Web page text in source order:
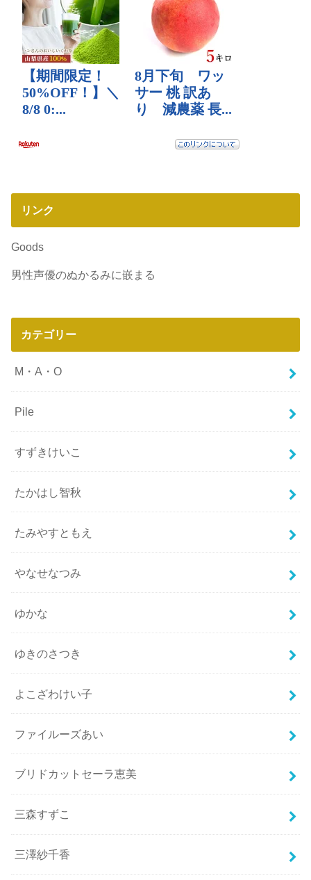
リンク
Goods
男性声優のぬかるみに嵌まる
カテゴリー
M・A・O
Pile
すずきけいこ
たかはし智秋
たみやすともえ
やなせなつみ
ゆかな
ゆきのさつき
よこざわけい子
ファイルーズあい
ブリドカットセーラ恵美
三森すずこ
三澤紗千香